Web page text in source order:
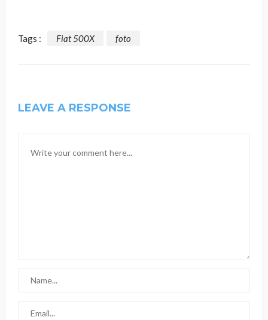
Tags : Fiat 500X foto
LEAVE A RESPONSE